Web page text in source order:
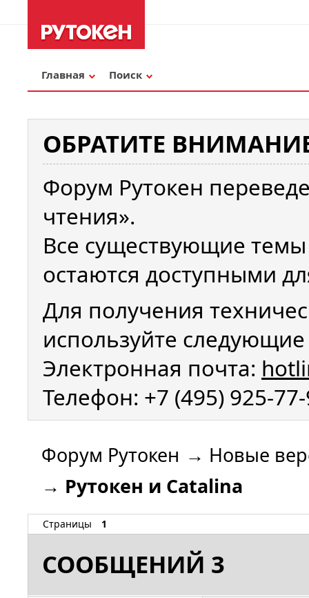
Главная Поиск
ОБРАТИТЕ
Форум Рутокен
чтения».
Все существующие
остаются доступными
Для получения
используйте
Электронная почта:
Телефон: +7 (495) 925-
Форум Рутокен → Новые
→ Рутокен и Catalina
Страницы 1
СООБЩЕНИЙ 3